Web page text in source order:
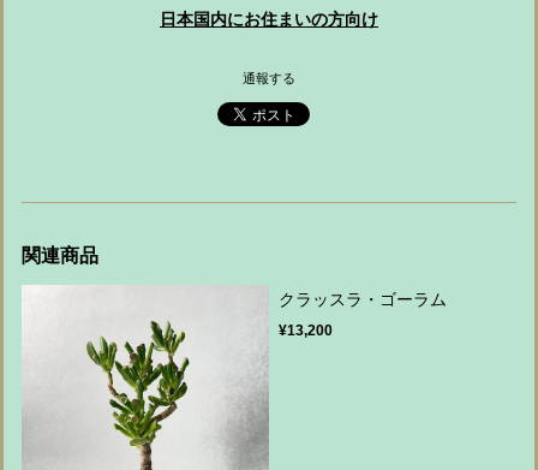
日本国内にお住まいの方向け
通報する
関連商品
クラッスラ・ゴーラム
¥13,200